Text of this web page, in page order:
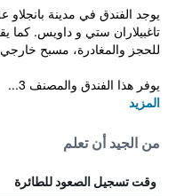
يوجد الفندق في مدينة
تاغبيلاران ستي و داويس. كما
للحجز والمغادرة، مسبح
يوفر هذا الفندق والمصنف 3...
المزيد
من الجيد أن تعلم
وقت تسجيل الصعود للطائرة